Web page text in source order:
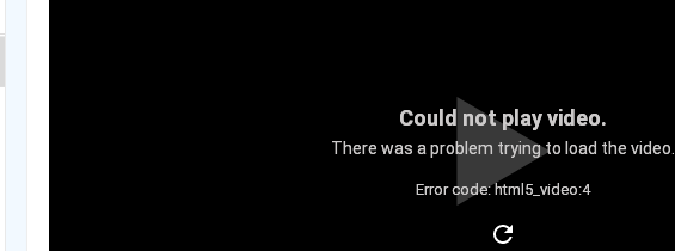
Could not play video.
There was a problem trying to load the video.
Error code: html5_video:4